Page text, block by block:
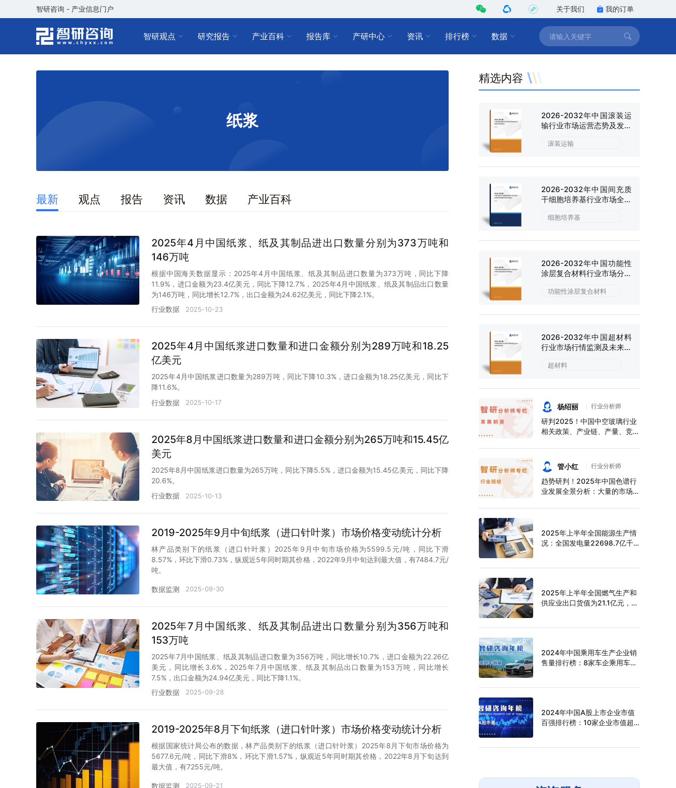
智研咨询 - 产业信息门户 关于我们 我的订单
智研观点 研究报告 产业百科 报告库 产研中心 资讯 排行榜 数据
纸浆
最新 观点 报告 资讯 数据 产业百科
2025年4月中国纸浆、纸及其制品进出口数量分别为373万吨和
146万吨
根据中国海关数据显示：2025年4月中国纸浆、纸及其制品进口数量为373万吨，同比下降
11.9%，进口金额为23.4亿美元，同比下降12.7%，2025年4月中国纸浆、纸及其制品出口数量
为146万吨，同比增长12.7%，出口金额为24.62亿美元，同比下降2.1%。
行业数据
2025-10-23
2025年4月中国纸浆进口数量和进口金额分别为289万吨和18.25
亿美元
2025年4月中国纸浆进口数量为289万吨，同比下降10.3%，进口金额为18.25亿美元，同比下
降11.6%。
行业数据
2025-10-17
2025年8月中国纸浆进口数量和进口金额分别为265万吨和15.45亿
美元
2025年8月中国纸浆进口数量为265万吨，同比下降5.5%，进口金额为15.45亿美元，同比下降
20.6%。
行业数据
2025-10-13
2019-2025年9月中旬纸浆（进口针叶浆）市场价格变动统计分析
林产品类别下的纸浆（进口针叶浆）2025年9月中旬市场价格为5599.5元/吨，同比下滑
8.57%，环比下滑0.73%，纵观近5年同时期其价格，2022年9月中旬达到最大值，有7484.7元/
吨。
数据监测 2025-09-30
2025年7月中国纸浆、纸及其制品进出口数量分别为356万吨和
153万吨
2025年7月中国纸浆、纸及其制品进口数量为356万吨，同比增长10.7%，进口金额为22.26亿
美元，同比增长3.6%，2025年7月中国纸浆、纸及其制品出口数量为153万吨，同比增长
7.5%，出口金额为24.94亿美元，同比下降1.1%。
行业数据
2025-09-28
2019-2025年8月下旬纸浆（进口针叶浆）市场价格变动统计分析
根据国家统计局公布的数据，林产品类别下的纸浆（进口针叶浆）2025年8月下旬市场价格为
5677.6元/吨，同比下滑8%，环比下滑1.57%，纵观近5年同时期其价格，2022年8月下旬达到
最大值，有7255元/吨。
数据监测 2025-09-21
精选内容
2026-2032年中国滚装运
输行业市场运营态势及发展
滚装运输
2026-2032年中国间充质
干细胞培养基行业市场全景
细胞培养基
2026-2032年中国功能性
涂层复合材料行业市场分析
功能性涂层复合材料
2026-2032年中国超材料
行业市场行情监测及未来趋
超材料
杨绍丽 行业分析师
研判2025！中国中空玻璃行业
相关政策、产业链、产量、竞争
持续增长，上半年中空玻璃产量
达6124万平方米[图]
管小红 行业分析师
趋势研判！2025年中国色谱行
业发展全景分析：大量的市场需
规模不断扩大，进口替代趋势明
2025年上半年全国能源生产情
况：全国发电量22698.7亿千
2025年上半年全国燃气生产和
供应业出口货值为21.1亿元，累
2024年中国乘用车生产企业销
售量排行榜：8家车企乘用车销
2024年中国A股上市企业市值
百强排行榜：10家企业市值超